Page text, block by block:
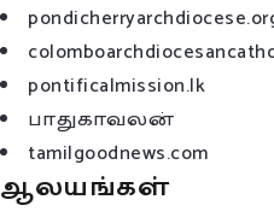
pontificalmission.lk
பாதுகாவலன்
tamilgoodnews.com
ஆலயங்கள்